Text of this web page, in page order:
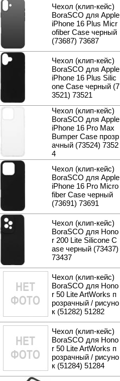
Чехол (клип-кейс)
BoraSCO для Apple
iPhone 16 Plus Micr
ofiber Case черный
(73687) 73687
Чехол (клип-кейс)
BoraSCO для Apple
iPhone 16 Plus Silic
one Case черный (7
3521) 73521
Чехол (клип-кейс)
BoraSCO для Apple
iPhone 16 Pro Max
Bumper Case прозр
ачный (73524) 7352
4
Чехол (клип-кейс)
BoraSCO для Apple
iPhone 16 Pro Micro
fiber Case черный
(73691) 73691
Чехол (клип-кейс)
BoraSCO для Hono
r 200 Lite Silicone C
ase черный (73437)
73437
Чехол (клип-кейс)
BoraSCO для Hono
r 50 Lite ArtWorks п
розрачный / рисуно
к (51282) 51282
Чехол (клип-кейс)
BoraSCO для Hono
r 50 Lite ArtWorks п
розрачный / рисуно
к (51284) 51284